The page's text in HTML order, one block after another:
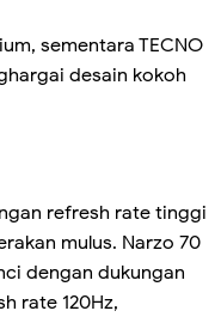
sementara TECNO
desain kokoh
refresh rate tinggi
mulus. Narzo 70
dengan dukungan
rate 120Hz,